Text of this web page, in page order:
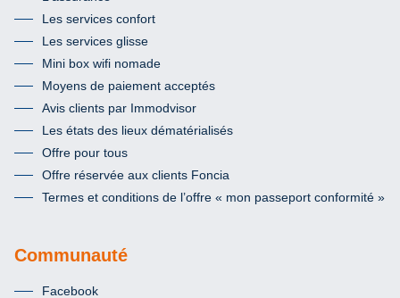
Les services confort
Les services glisse
Mini box wifi nomade
Moyens de paiement acceptés
Avis clients par Immodvisor
Les états des lieux dématérialisés
Offre pour tous
Offre réservée aux clients Foncia
Termes et conditions de l’offre « mon passeport conformité »
Communauté
Facebook